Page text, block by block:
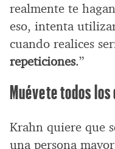
realmente te
eso, intenta
cuando realices
repeticiones.”
Muévete todos los
Krahn quiere que
una persona